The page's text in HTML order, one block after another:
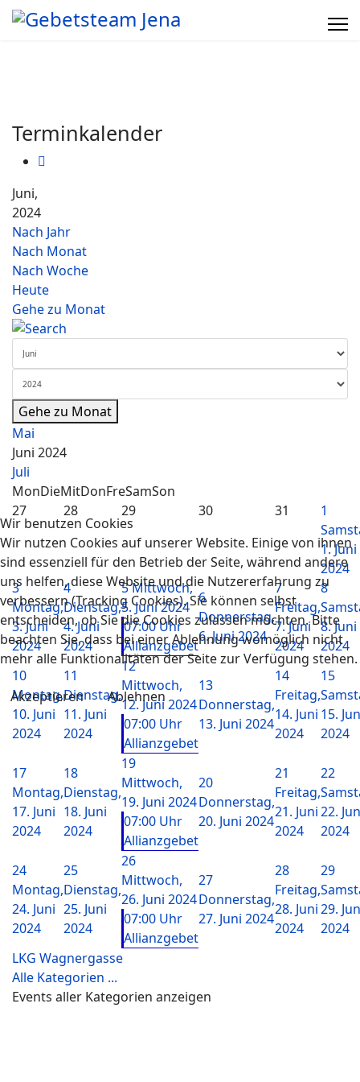
Terminkalender
Juni,
2024
Nach Jahr
Nach Monat
Nach Woche
Heute
Gehe zu Monat
Gehe zu Monat
Mai
Juni 2024
Juli
MonDieMitDonFreSamSon
27
28 29 30 31
1
1. Juni
2024
3
Montag,
3. Juni
2024
4
Dienstag,
4. Juni
2024
5Mittwoch,
5. Juni 2024
07:00 Uhr
Allianzgebet
6
Donnerstag,
6. Juni 2024
7
Freitag,
7. Juni
2024
8
8. Juni
2024
10
Montag,
10. Juni
2024
11
Dienstag,
11. Juni
2024
12
Mittwoch,
12. Juni 2024
07:00 Uhr
Allianzgebet
13
Donnerstag,
13. Juni 2024
14
Freitag,
14. Juni
2024
15
15.
2024
17
Montag,
17. Juni
2024
18
Dienstag,
18. Juni
2024
19
Mittwoch,
19. Juni 2024
07:00 Uhr
Allianzgebet
20
Donnerstag,
20. Juni 2024
21
Freitag,
21. Juni
2024
22
22.
2024
24
Montag,
24. Juni
2024
25
Dienstag,
25. Juni
2024
26
Mittwoch,
26. Juni 2024
07:00 Uhr
Allianzgebet
27
Donnerstag,
27. Juni 2024
28
Freitag,
28. Juni
2024
29
29.
2024
LKG Wagnergasse
Alle Kategorien ...
Events aller Kategorien anzeigen
Wir benutzen Cookies
Wir nutzen Cookies auf unserer Website. Einige von ihnen
sind essenziell für den Betrieb der Seite, während andere
uns helfen, diese Website und die Nutzererfahrung zu
verbessern (Tracking Cookies). Sie können selbst
entscheiden, ob Sie die Cookies zulassen möchten. Bitte
beachten Sie, dass bei einer Ablehnung womöglich nicht
mehr alle Funktionalitäten der Seite zur Verfügung stehen.
Akzeptieren Ablehnen